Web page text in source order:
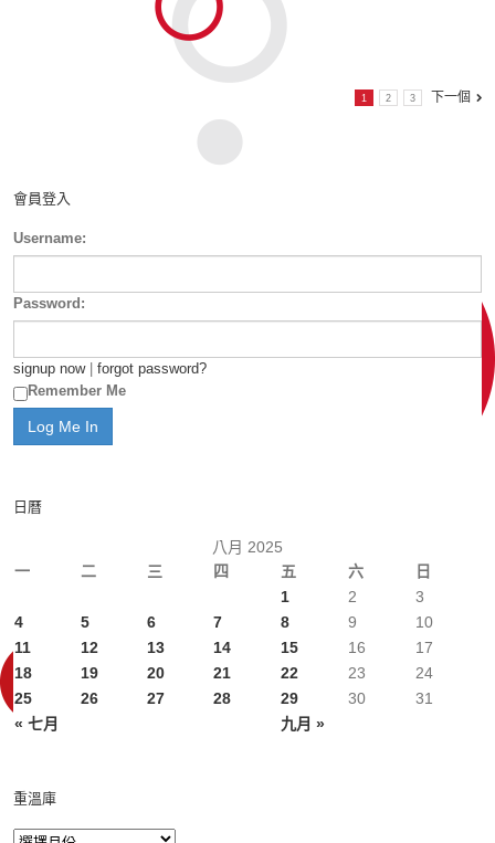
1 2 3 下一個
會員登入
Username:
Password:
signup now| forgot password?
Remember Me
日曆
八月 2025
一
二 三 四 五 六 日
« 七月 九月 »
1 2
3
4
5 6 7 8 9
10
11
12 13 14 15 16
17
18
19 20 21 22 23
24
25
26 27 28 29 30 31
重溫庫